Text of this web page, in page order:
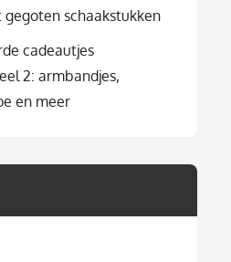
schaakstukken
cadeautjes
2: armbandjes,
en meer